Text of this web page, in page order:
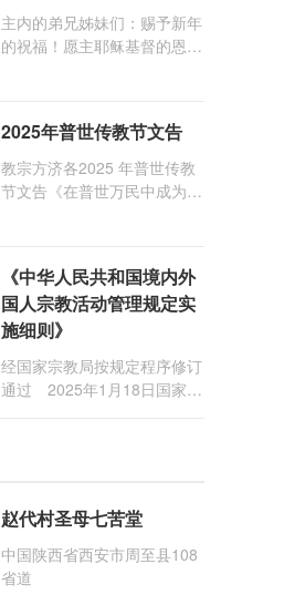
主内的弟兄姊妹们：赐予新年
的祝福！愿主耶稣基督的恩
们，愿临在的救主基督安慰你
们，并圣化你们的生活，作为
祝贺祂诞辰的珍贵礼品。
2025年普世传教节文告
教宗方济各2025 年普世传教
节文告《在普世万民中成为怀
《中华人民共和国境内外
国人宗教活动管理规定实
施细则》
经国家宗教局按规定程序修订
通过 2025年1月18日国家宗
赵代村圣母七苦堂
中国陕西省西安市周至县108
省道